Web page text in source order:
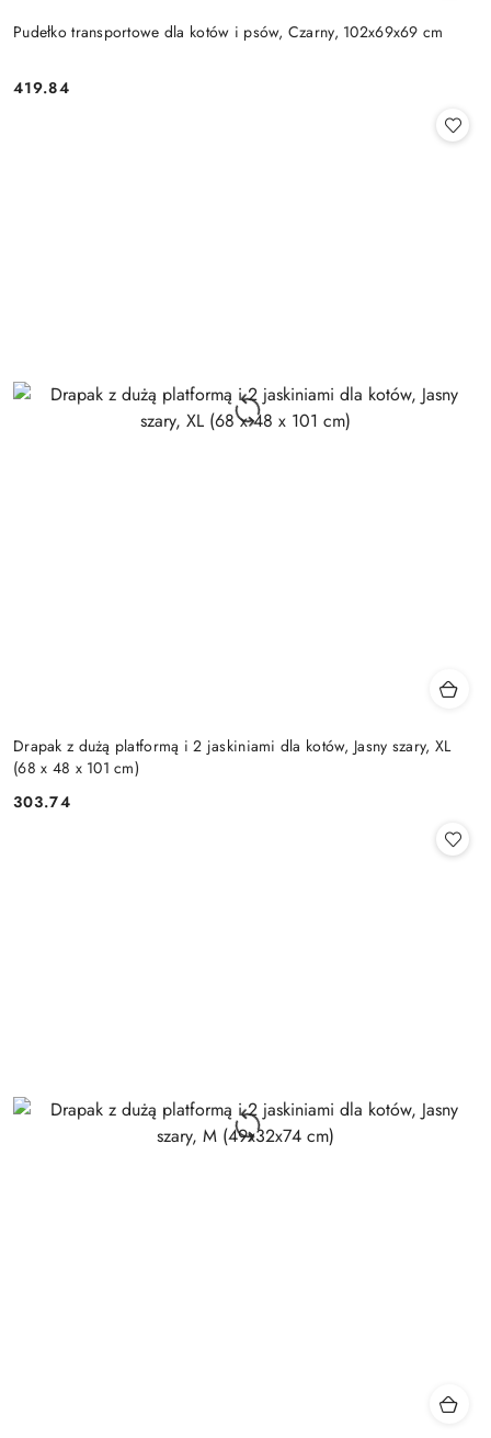
Pudełko transportowe dla kotów i psów, Czarny, 102x69x69 cm
Cena:
419.84
Drapak z dużą platformą i 2 jaskiniami dla kotów, Jasny szary, XL
(68 x 48 x 101 cm)
Cena:
303.74